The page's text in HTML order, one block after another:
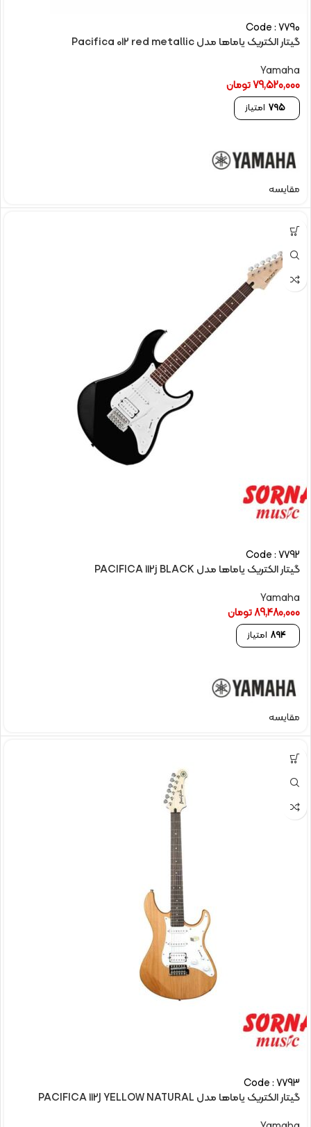
Code : 7790
گیتار الکتریک یاماها مدل Pacifica 012 red metallic
Yamaha
79,520,000تومان
795 امتیاز
مقایسه
Code : 7792
گیتار الکتریک یاماها مدل PACIFICA 112j BLACK
Yamaha
89,480,000تومان
894 امتیاز
مقایسه
Code : 7793
گیتار الکتریک یاماها مدل PACIFICA 112J YELLOW NATURAL